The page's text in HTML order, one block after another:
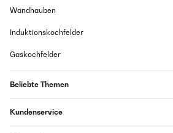
Wandhauben
Induktionskochfelder
Gaskochfelder
Beliebte Themen
Kundenservice